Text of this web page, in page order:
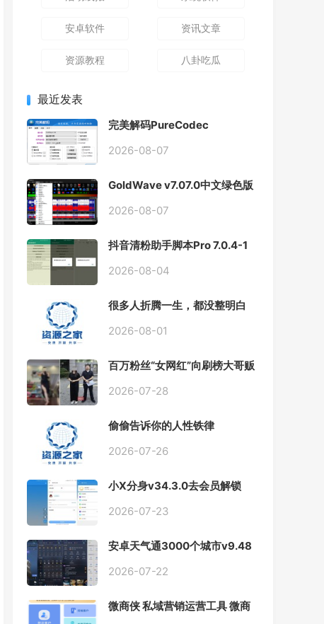
安卓软件 资讯文章
资源教程 八卦吃瓜
最近发表
完美解码PureCodec
2026-08-07
GoldWave v7.07.0中文绿色版
2026-08-07
抖音清粉助手脚本Pro 7.0.4-1
2026-08-04
很多人折腾一生，都没整明白
2026-08-01
百万粉丝“女网红”向刷榜大哥贩
识别原来是...
2026-07-28
偷偷告诉你的人性铁律
2026-07-26
小X分身v34.3.0去会员解锁
2026-07-23
安卓天气通3000个城市v9.48
2026-07-22
微商侠 私域营销运营工具 微商